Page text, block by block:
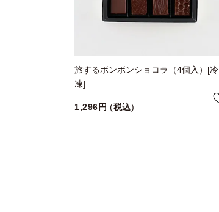
旅するボンボンショコラ（4個入）[冷
凍]
1,296 税込